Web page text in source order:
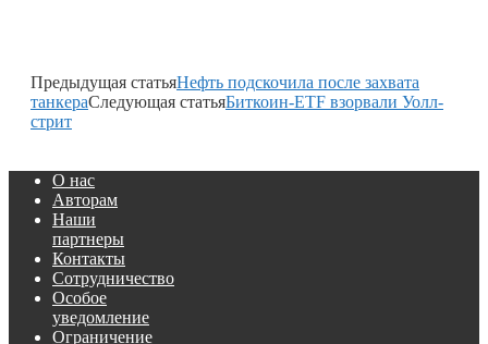
Предыдущая статьяНефть подскочила после захвата
танкераСледующая статьяБиткоин-ETF взорвали Уолл-
стрит
О нас
Авторам
Наши
партнеры
Контакты
Сотрудничество
Особое
уведомление
Ограничение